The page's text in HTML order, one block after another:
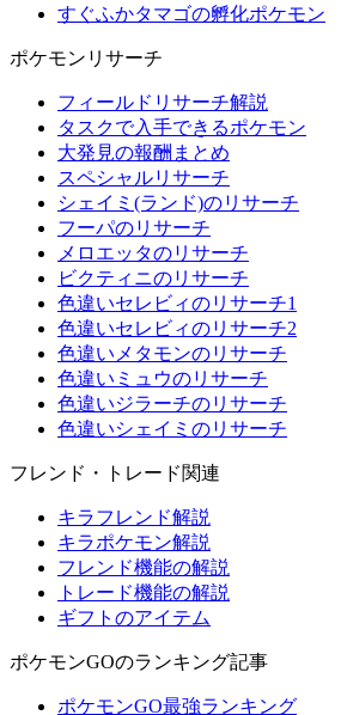
すぐふかタマゴの孵化ポケモン
ポケモンリサーチ
フィールドリサーチ解説
タスクで入手できるポケモン
大発見の報酬まとめ
スペシャルリサーチ
シェイミ(ランド)のリサーチ
フーパのリサーチ
メロエッタのリサーチ
ビクティニのリサーチ
色違いセレビィのリサーチ1
色違いセレビィのリサーチ2
色違いメタモンのリサーチ
色違いミュウのリサーチ
色違いジラーチのリサーチ
色違いシェイミのリサーチ
フレンド・トレード関連
キラフレンド解説
キラポケモン解説
フレンド機能の解説
トレード機能の解説
ギフトのアイテム
ポケモンGOのランキング記事
ポケモンGO最強ランキング